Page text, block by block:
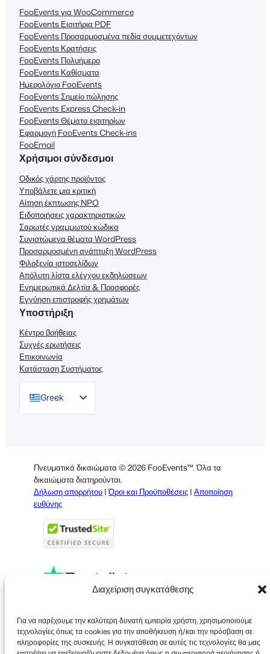
Διαχείριση συγκατάθεσης
Για να παρέχουμε την καλύτερη δυνατή εμπειρία χρήστη, χρησιμοποιούμε
τεχνολογίες όπως τα cookies για την αποθήκευση ή/και την πρόσβαση σε
πληροφορίες της συσκευής. Η συγκατάθεση σε αυτές τις τεχνολογίες θα μας
FooEvents για WooCommerce
FooEvents Εισιτήρια PDF
FooEvents Προσαρμοσμένα πεδία συμμετεχόντων
FooEvents Κρατήσεις
FooEvents Πολυήμερο
FooEvents Καθίσματα
Ημερολόγιο FooEvents
FooEvents Σημείο πώλησης
FooEvents Express Check-in
FooEvents Θέματα εισιτηρίων
Εφαρμογή FooEvents Check-ins
FooEmail
Χρήσιμοι σύνδεσμοι
Οδικός χάρτης προϊόντος
Υποβάλετε μια κριτική
Αίτηση έκπτωσης NPO
Ειδοποιήσεις χαρακτηριστικών
Σαρωτές γραμμωτού κώδικα
Συνιστώμενα θέματα WordPress
Προσαρμοσμένη ανάπτυξη WordPress
Φιλοξενία ιστοσελίδων
Απόλυτη λίστα ελέγχου εκδηλώσεων
Ενημερωτικά Δελτία & Προσφορές
Εγγύηση επιστροφής χρημάτων
Υποστήριξη
Κέντρο βοήθειας
Συχνές ερωτήσεις
Επικοινωνία
Κατάσταση Συστήματος
Greek
Spanish
Italian
Portuguese
French
Πνευματικά δικαιώματα © 2026 FooEvents™. Όλα τα
δικαιώματα διατηρούνται.
Δήλωση απορρήτου |Όροι και Προϋποθέσεις | Αποποίηση
ευθύνης
X